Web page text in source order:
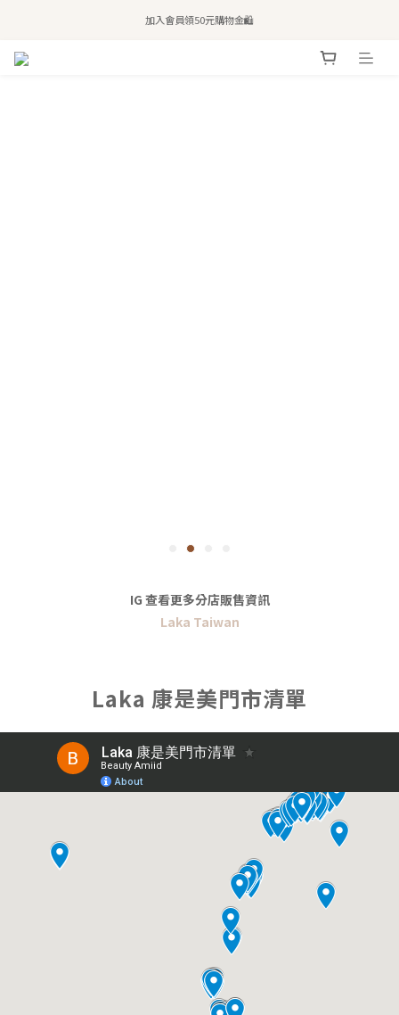
全站滿$2,500免運｜6/30前 含新品滿$1,300超取免運
加入會員領50元購物金🛍️
IG 查看更多分店販售資訊
Laka Taiwan
Laka 康是美門市清單